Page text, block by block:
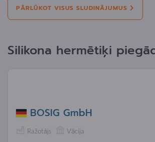
PĀRLŪKOT VISUS SLUDINĀJUMUS
Silikona hermētiķi
BOSIG GmbH
Ražotājs Vācija